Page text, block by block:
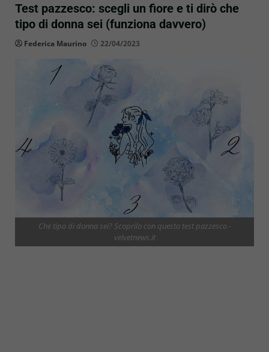
Test pazzesco: scegli un fiore e ti dirò che
tipo di donna sei (funziona davvero)
Federica Maurino 22/04/2023
Che tipo di donna sei? Scoprilo con questo test pazzesco -
velvetnews.it